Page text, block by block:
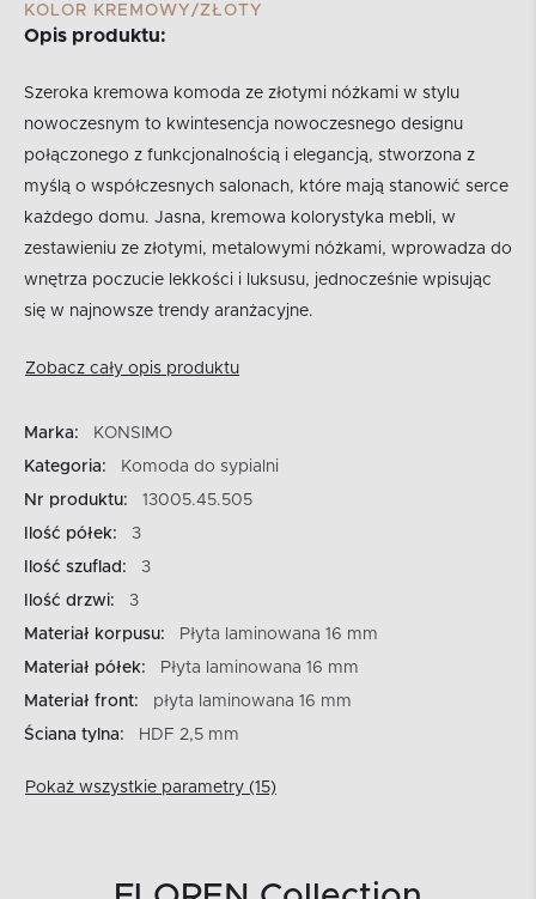
KOLOR KREMOWY/ZŁOTY
Opis produktu:
Szeroka kremowa komoda ze złotymi nóżkami w stylu
nowoczesnym to kwintesencja nowoczesnego designu
połączonego z funkcjonalnością i elegancją, stworzona z
myślą o współczesnych salonach, które mają stanowić serce
każdego domu. Jasna, kremowa kolorystyka mebli, w
zestawieniu ze złotymi, metalowymi nóżkami, wprowadza do
wnętrza poczucie lekkości i luksusu, jednocześnie wpisując
się w najnowsze trendy aranżacyjne.
Zobacz cały opis produktu
Marka:
KONSIMO
Kategoria:
Komoda do sypialni
Nr produktu:
13005.45.505
Ilość półek:
3
Ilość szuflad:
3
Ilość drzwi:
3
Materiał korpusu:
Płyta laminowana 16 mm
Materiał półek:
Płyta laminowana 16 mm
Materiał front:
płyta laminowana 16 mm
Ściana tylna:
HDF 2,5 mm
Pokaż wszystkie parametry (15)